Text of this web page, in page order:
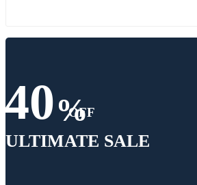
40%
OFF
ULTIMATE SALE